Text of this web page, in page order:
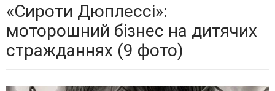
«Сироти Дюплессі»:
моторошний бізнес на дитячих
стражданнях (9 фото)